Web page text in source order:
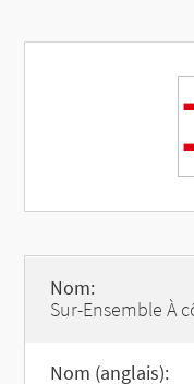
Nom:
Sur-Ensemble À
Nom (anglais):